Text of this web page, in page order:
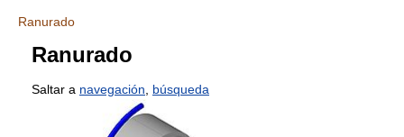
Ranurado
Ranurado
Saltar a navegación búsqueda